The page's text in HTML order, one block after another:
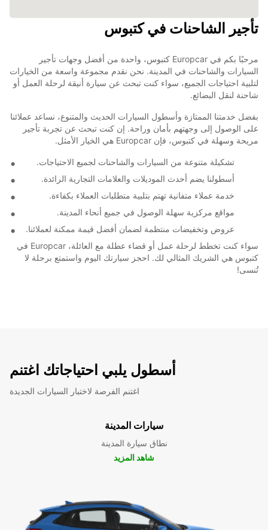
تأجير الشاحنات في كتبوس
مرحبًا بكم في Europcar كتبوس، واحدة من أفضل وجهات تأجير
السيارات والشاحنات في المدينة. نحن نقدم مجموعة واسعة من الخيارات
لتلبية احتياجات الجميع، سواء كنت تبحث عن سيارة أنيقة لرحلة العمل أو
شاحنة لنقل البضائع.
بفضل خدمتنا الممتازة وأسطول السيارات الحديث والمتنوع، نساعد عملائنا
على الوصول إلى وجهتهم بأمان وراحة. إن كنت تبحث عن تجربة تأجير
مريحة وسهلة في كتبوس، فإن Europcar هي الخيار الأمثل.
تشكيلة متنوعة من السيارات والشاحنات لجميع الاحتياجات.
أسطولنا يضم أحدث الموديلات والعلامات التجارية الرائدة.
خدمة عملاء متفانية تهتم بتلبية متطلبات العملاء بكفاءة.
مواقع مركزية سهلة الوصول في جميع أنحاء المدينة.
عروض وتخفيضات منتظمة لضمان أفضل قيمة ممكنة لعملائنا.
سواء كنت تخطط لرحلة عمل أو قضاء عطلة مع العائلة، Europcar في
كتبوس هي الشريك المثالي لك. احجز سيارتك اليوم واستمتع برحلة لا
تُنسى!
أسطول يلبي احتياجاتك اغتنم
اغتنم الفرصة لاختبار السيارات الجديدة
سيارات المدينة
نطاق سيارة المدينة
شاهد المزيد